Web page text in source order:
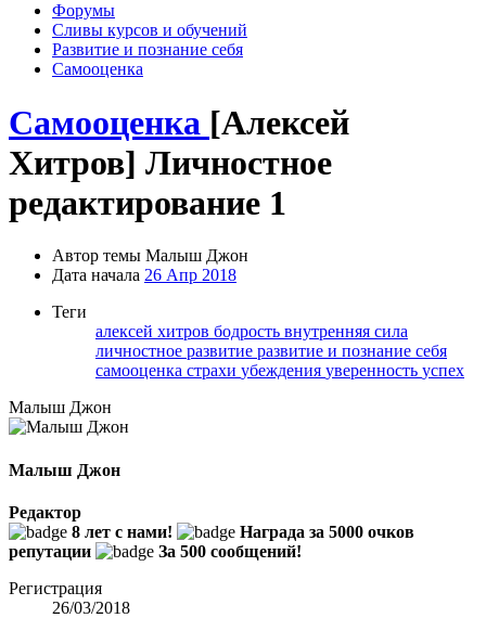
Форумы
Сливы курсов и обучений
Развитие и познание себя
Самооценка
Самооценка [Алексей
Хитров] Личностное
редактирование 1
Автор темы Малыш Джон
Дата начала 26 Апр 2018
Теги
алексей хитров бодрость внутренняя сила
личностное развитие развитие и познание себя
самооценка страхи убеждения уверенность успех
Малыш Джон
Малыш Джон
Редактор
8 лет с нами!
Награда за 5000 очков
репутации
За 500 сообщений!
Регистрация
26/03/2018